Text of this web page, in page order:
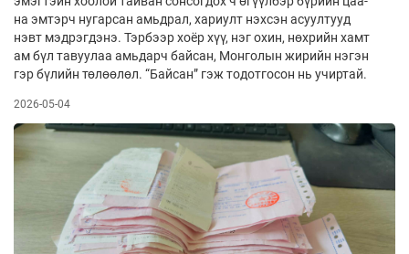
на эмтэрч нугарсан амьдрал, хариулт нэхсэн асуултууд
нэвт мэдрэгдэнэ. Тэрбээр хоёр хүү, нэг охин, нөхрийн хамт
ам бүл тавуулаа амьдарч байсан, Монголын жирийн нэгэн
гэр бүлийн төлөө­лөл. “Байсан” гэж тодотгосон нь учиртай.
2026-05-04